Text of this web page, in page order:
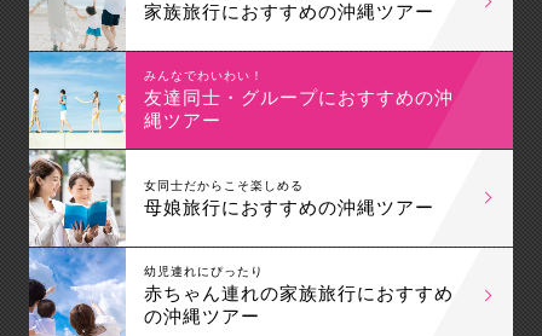
家族旅行におすすめの沖縄ツアー
みんなでわいわい！
友達同士・グループにおすすめの沖
縄ツアー
女同士だからこそ楽しめる
母娘旅行におすすめの沖縄ツアー
幼児連れにぴったり
赤ちゃん連れの家族旅行におすすめ
の沖縄ツアー